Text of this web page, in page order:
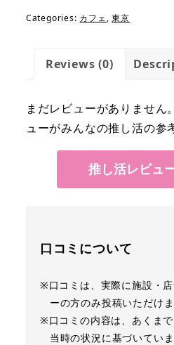
Categories: カフェ,東京
Reviews (0)
まだレビューがありません
ューがみんなの推し活の参
推し活レビュ
口コミについて
※口コミは、実際に施設・
ーの方のみ投稿いただけま
※口コミの内容は、あくま
当時の状況に基づいてい